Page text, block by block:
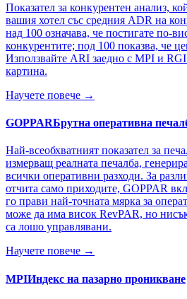
Показател за конкурентен анализ,
вашия хотел със средния ADR на
над 100 означава, че постигате по-
конкурентите; под 100 показва, че
Използвайте ARI заедно с MPI и
картина.
Научете повече →
GOPPARБрутна оперативна
Най-всеобхватният показател за
измерващ реалната печалба,
всички оперативни разходи. За
отчита само приходите, GOPPAR
го прави най-точната мярка за
може да има висок RevPAR, но
са лошо управлявани.
Научете повече →
MPIИндекс на пазарно проникване